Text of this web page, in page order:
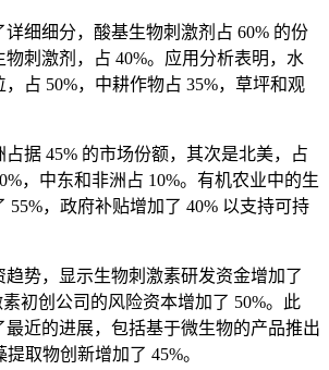
细细分，酸基生物刺激剂占 60% 的份
刺激剂，占 40%。应用分析表明，水
占 50%，中耕作物占 35%，草坪和观
占据 45% 的市场份额，其次是北美，占
，中东和非洲占 10%。有机农业中的生
55%，政府补贴增加了 40% 以支持可持
势，显示生物刺激素研发资金增加了
初创公司的风险资本增加了 50%。此
近的进展，包括基于微生物的产品推出
取物创新增加了 45%。